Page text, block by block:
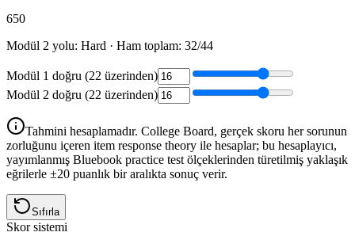
650
Modül 2 yolu: Hard · Ham toplam: 32/44
Modül 1 doğru (22 üzerinden)
Modül 2 doğru (22 üzerinden)
Tahmini hesaplamadır. College Board, gerçek skoru her sorunun
zorluğunu içeren item response theory ile hesaplar; bu hesaplayıcı,
yayımlanmış Bluebook practice test ölçeklerinden türetilmiş yaklaşık
eğrilerle ±20 puanlık bir aralıkta sonuç verir.
Sıfırla
Skor sistemi